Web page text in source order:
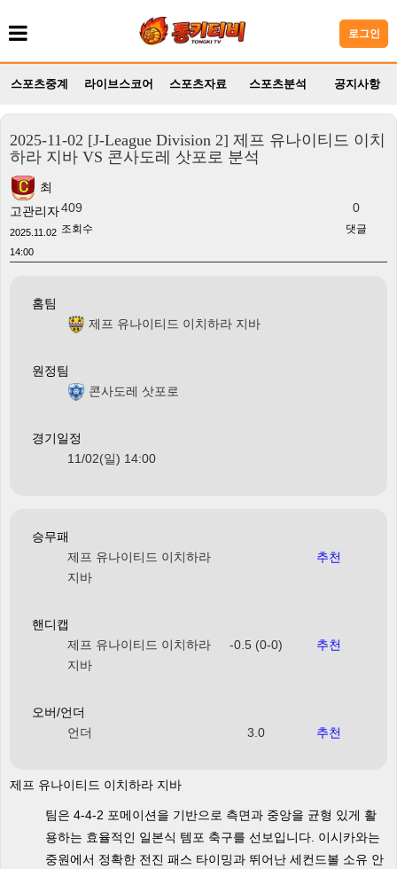
로그인
스포츠중계 라이브스코어 스포츠자료 스포츠분석 공지사항
2025-11-02 [J-League Division 2] 제프 유나이티드 이치
하라 지바 VS 콘사도레 삿포로 분석
최
고관리자
2025.11.02
14:00
409
조회수
0
댓글
홈팀
제프 유나이티드 이치하라 지바
원정팀
콘사도레 삿포로
경기일정
11/02(일) 14:00
승무패
제프 유나이티드 이치하라
지바
추천
핸디캡
제프 유나이티드 이치하라
지바
-0.5 (0-0) 추천
오버/언더
언더
3.0 추천
제프 유나이티드 이치하라 지바
팀은 4-4-2 포메이션을 기반으로 측면과 중앙을 균형 있게 활
용하는 효율적인 일본식 템포 축구를 선보입니다. 이시카와는
중원에서 정확한 전진 패스 타이밍과 뛰어난 세컨드볼 소유 안